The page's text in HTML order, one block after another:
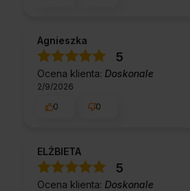
Agnieszka
5
Ocena klienta: Doskonale
2/9/2026
0
0
ELŻBIETA
5
Ocena klienta: Doskonale